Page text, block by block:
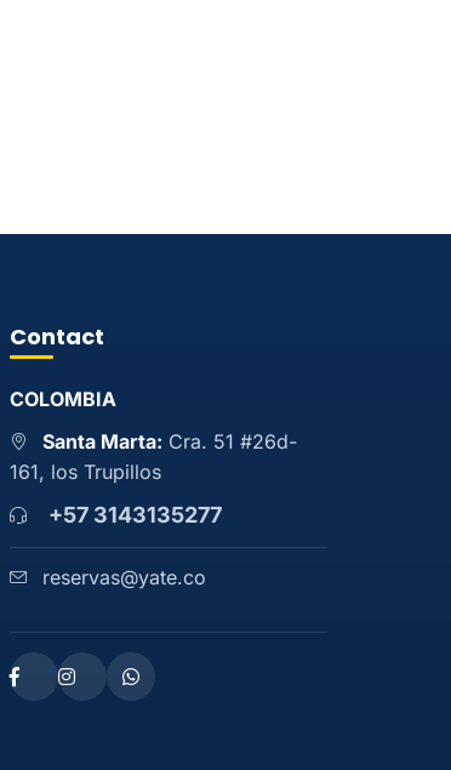
Contact
COLOMBIA
Santa Marta: Cra. 51 #26d-
161, los Trupillos
+57 3143135277
reservas@yate.co